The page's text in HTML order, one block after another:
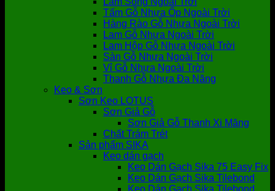
Tấm Gỗ Nhựa Ốp Ngoài Trời
Hàng Rào Gỗ Nhựa Ngoài Trời
Lam Gỗ Nhựa Ngoài Trời
Lam Hộp Gỗ Nhựa Ngoài Trời
Sàn Gỗ Nhựa Ngoài Trời
Vỉ Gỗ Nhựa Ngoài Trời
Thanh Gỗ Nhựa Đa Năng
Keo & Sơn
Sơn Keo LOTUS
Sơn Giả Gỗ
Sơn Giả Gỗ Thanh Xi Măng
Chất Trám Trét
Sản phẩm SIKA
Keo dán gạch
Keo Dán Gạch Sika 75 Easy Fix
Keo Dán Gạch Sika Tilebond
Keo Dán Gạch Sika Tilebond